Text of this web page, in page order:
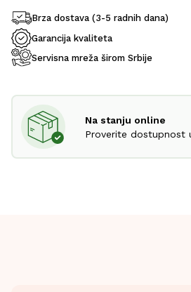
Brza dostava (3-5 radnih dana)
Garancija kvaliteta
Servisna mreža širom Srbije
Na stanju online
Proverite dostupnost